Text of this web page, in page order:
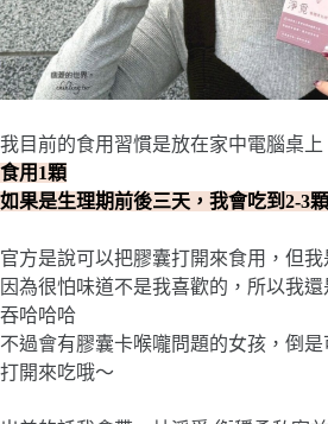
我目前的食用習慣是放在家中電腦桌上
食用1顆
如果是生理期前後三天，我會吃到2-3
官方是說可以把膠囊打開來食用，但
因為很怕味道不是我喜歡的，所以我
吞哈哈哈
不過會有膠囊卡喉嚨問題的女孩，倒
打開來吃哦～